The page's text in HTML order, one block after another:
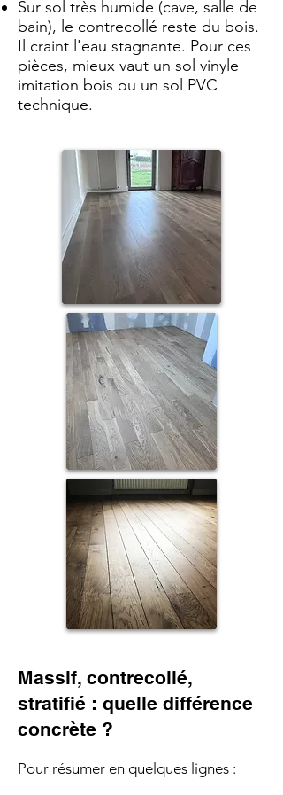
Sur sol très humide (cave, salle de
bain), le contrecollé reste du bois.
Il craint l'eau stagnante. Pour ces
pièces, mieux vaut un sol vinyle
imitation bois ou un sol PVC
technique.
Massif, contrecollé,
stratifié : quelle différence
concrète ?
Pour résumer en quelques lignes :